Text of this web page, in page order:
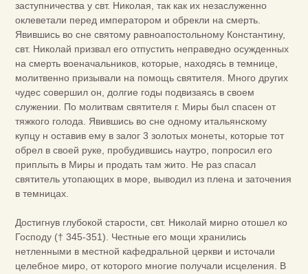
заступничества у свт. Николая, так как их незаслуженно
оклеветали перед императором и обрекли на смерть.
Явившись во сне святому равноапостольному Константину,
свт. Николай призвал его отпустить неправедно осужденных
на смерть военачальников, которые, находясь в темнице,
молитвенно призывали на помощь святителя. Много других
чудес совершил он, долгие годы подвизаясь в своем
служении. По молитвам святителя г. Миры был спасен от
тяжкого голода. Явившись во сне одному итальянскому
купцу н оставив ему в залог 3 золотых монеты, которые тот
обрел в своей руке, пробудившись наутро, попросил его
приплыть в Миры и продать там жито. Не раз спасал
святитель утопающих в море, выводил из плена и заточения
в темницах.
Достигнув глубокой старости, свт. Николай мирно отошел ко
Господу († 345-351). Честные его мощи хранились
нетленными в местной кафедральной церкви и источали
целебное миро, от которого многие получали исцеления. В